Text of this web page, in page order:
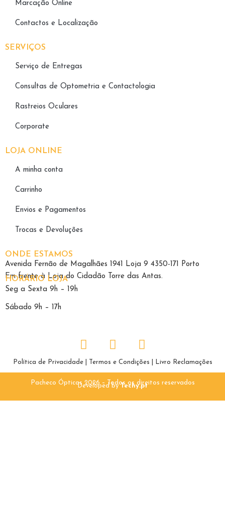
Marcação Online
Contactos e Localização
SERVIÇOS
Serviço de Entregas
Consultas de Optometria e Contactologia​
Rastreios Oculares
Corporate
LOJA ONLINE
A minha conta
Carrinho
Envios e Pagamentos
Trocas e Devoluções
ONDE ESTAMOS
Avenida Fernão de Magalhães 1941 Loja 9 4350-171 Porto
Em frente à Loja do Cidadão Torre das Antas.
HORÁRIO LOJA
Seg a Sexta 9h – 19h
Sábado 9h – 17h
Política de Privacidade Termos e Condições Livro Reclamações
Pacheco Ópticas 2026 – Todos os direitos reservados
Developed byTechy.pt